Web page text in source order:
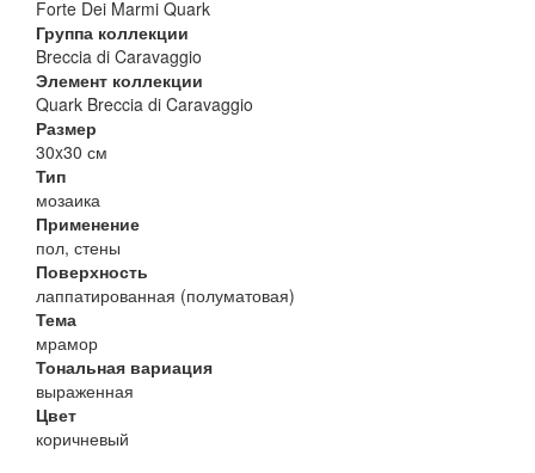
Forte Dei Marmi Quark
Группа коллекции
Breccia di Caravaggio
Элемент коллекции
Quark Breccia di Caravaggio
Размер
30x30 см
Тип
мозаика
Применение
пол, стены
Поверхность
лаппатированная (полуматовая)
Тема
мрамор
Тональная вариация
выраженная
Цвет
коричневый